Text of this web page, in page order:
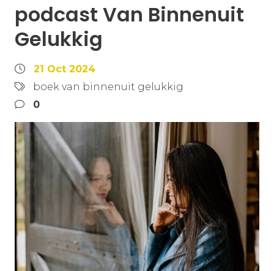
podcast Van Binnenuit
Gelukkig
21 Oct 2024
boek van binnenuit gelukkig
0